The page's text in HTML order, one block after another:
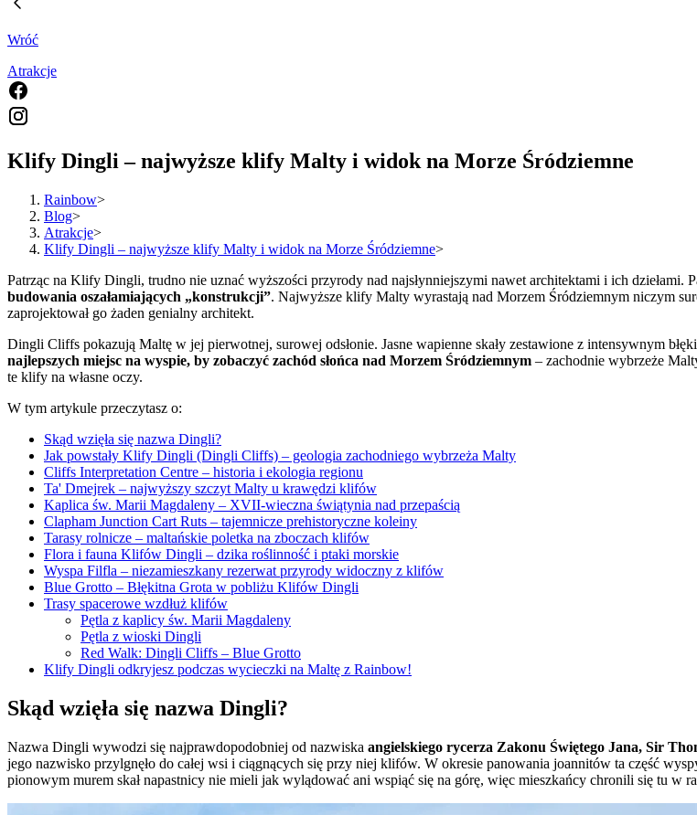
Wróć
Atrakcje
Klify Dingli – najwyższe klify Malty i widok na Morze Śródziemne
Rainbow>
Blog>
Atrakcje>
Klify Dingli – najwyższe klify Malty i widok na Morze Śródziemne>
Patrząc na Klify Dingli, trudno nie uznać wyższości przyrody nad najsłynniejszymi nawet architektami i ich dziełami.
budowania oszałamiających „konstrukcji”. Najwyższe klify Malty wyrastają nad Morzem Śródziemnym niczym
zaprojektował go żaden genialny architekt.
Dingli Cliffs pokazują Maltę w jej pierwotnej, surowej odsłonie. Jasne wapienne skały zestawione z intensywnym
najlepszych miejsc na wyspie, by zobaczyć zachód słońca nad Morzem Śródziemnym – zachodnie wybrzeże
te klify na własne oczy.
W tym artykule przeczytasz o:
Skąd wzięła się nazwa Dingli?
Jak powstały Klify Dingli (Dingli Cliffs) – geologia zachodniego wybrzeża Malty
Cliffs Interpretation Centre – historia i ekologia regionu
Ta' Dmejrek – najwyższy szczyt Malty u krawędzi klifów
Kaplica św. Marii Magdaleny – XVII-wieczna świątynia nad przepaścią
Clapham Junction Cart Ruts – tajemnicze prehistoryczne koleiny
Tarasy rolnicze – maltańskie poletka na zboczach klifów
Flora i fauna Klifów Dingli – dzika roślinność i ptaki morskie
Wyspa Filfla – niezamieszkany rezerwat przyrody widoczny z klifów
Blue Grotto – Błękitna Grota w pobliżu Klifów Dingli
Trasy spacerowe wzdłuż klifów
Pętla z kaplicy św. Marii Magdaleny
Pętla z wioski Dingli
Red Walk: Dingli Cliffs – Blue Grotto
Klify Dingli odkryjesz podczas wycieczki na Maltę z Rainbow!
Skąd wzięła się nazwa Dingli?
Nazwa Dingli wywodzi się najprawdopodobniej od nazwiska angielskiego rycerza Zakonu Świętego Jana, Sir
jego nazwisko przylgnęło do całej wsi i ciągnących się przy niej klifów. W okresie panowania joannitów ta część
pionowym murem skał napastnicy nie mieli jak wylądować ani wspiąć się na górę, więc mieszkańcy chronili się tu w